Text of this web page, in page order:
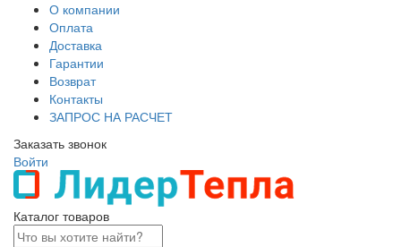
О компании
Оплата
Доставка
Гарантии
Возврат
Контакты
ЗАПРОС НА РАСЧЕТ
Заказать звонок
Войти
Каталог товаров